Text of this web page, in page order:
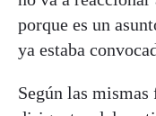
porque es un
ya estaba
Según las